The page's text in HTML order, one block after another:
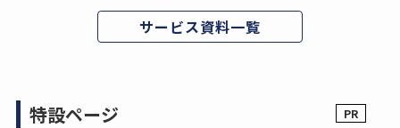
サービス資料一覧
特設ページ